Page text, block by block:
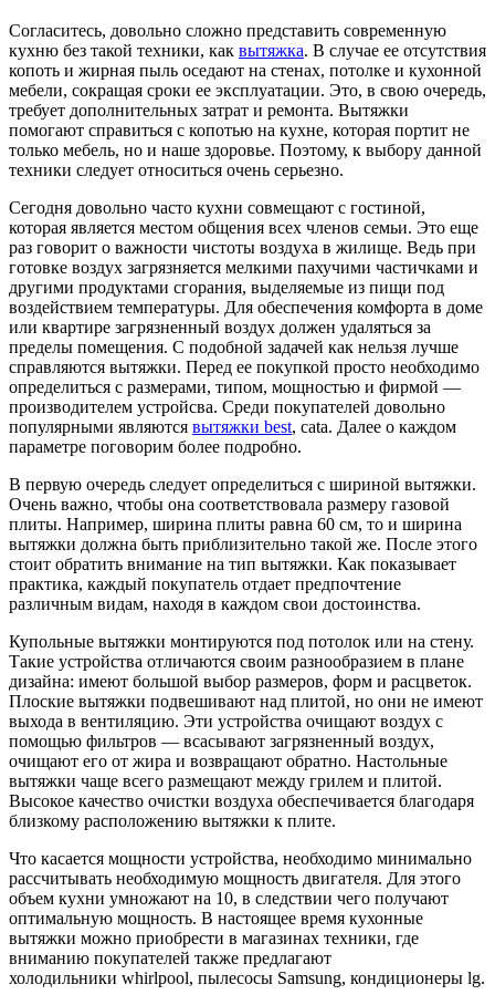
Согласитесь, довольно сложно представить современную
кухню без такой техники, как вытяжка. В случае ее отсутствия
копоть и жирная пыль оседают на стенах, потолке и кухонной
мебели, сокращая сроки ее эксплуатации. Это, в свою очередь,
требует дополнительных затрат и ремонта. Вытяжки
помогают справиться с копотью на кухне, которая портит не
только мебель, но и наше здоровье. Поэтому, к выбору данной
техники следует относиться очень серьезно.
Сегодня довольно часто кухни совмещают с гостиной,
которая является местом общения всех членов семьи. Это еще
раз говорит о важности чистоты воздуха в жилище. Ведь при
готовке воздух загрязняется мелкими пахучими частичками и
другими продуктами сгорания, выделяемые из пищи под
воздействием температуры. Для обеспечения комфорта в доме
или квартире загрязненный воздух должен удаляться за
пределы помещения. С подобной задачей как нельзя лучше
справляются вытяжки. Перед ее покупкой просто необходимо
определиться с размерами, типом, мощностью и фирмой —
производителем устройсва. Среди покупателей довольно
популярными являются вытяжки best, cata. Далее о каждом
параметре поговорим более подробно.
В первую очередь следует определиться с шириной вытяжки.
Очень важно, чтобы она соответствовала размеру газовой
плиты. Например, ширина плиты равна 60 см, то и ширина
вытяжки должна быть приблизительно такой же. После этого
стоит обратить внимание на тип вытяжки. Как показывает
практика, каждый покупатель отдает предпочтение
различным видам, находя в каждом свои достоинства.
Купольные вытяжки монтируются под потолок или на стену.
Такие устройства отличаются своим разнообразием в плане
дизайна: имеют большой выбор размеров, форм и расцветок.
Плоские вытяжки подвешивают над плитой, но они не имеют
выхода в вентиляцию. Эти устройства очищают воздух с
помощью фильтров — всасывают загрязненный воздух,
очищают его от жира и возвращают обратно. Настольные
вытяжки чаще всего размещают между грилем и плитой.
Высокое качество очистки воздуха обеспечивается благодаря
близкому расположению вытяжки к плите.
Что касается мощности устройства, необходимо минимально
рассчитывать необходимую мощность двигателя. Для этого
объем кухни умножают на 10, в следствии чего получают
оптимальную мощность. В настоящее время кухонные
вытяжки можно приобрести в магазинах техники, где
вниманию покупателей также предлагают
холодильники whirlpool, пылесосы Samsung, кондиционеры lg.